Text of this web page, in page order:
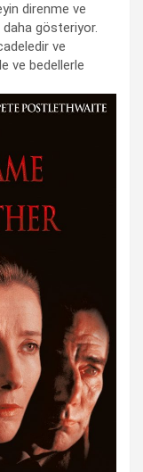
direnme ve
gösteriyor.
ve
ve bedellerle